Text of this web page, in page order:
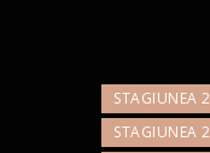
STAGIUNEA
STAGIUNEA